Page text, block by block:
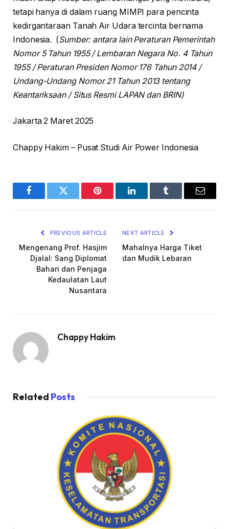
tetapi hanya di dalam ruang MIMPI para pencinta
kedirgantaraan Tanah Air Udara tercinta bernama
Indonesia. (Sumber: antara lain Peraturan Pemerintah
Nomor 5 Tahun 1955 / Lembaran Negara No. 4 Tahun
1955 / Peraturan Presiden Nomor 176 Tahun 2014 /
Undang-Undang Nomor 21 Tahun 2013 tentang
Keantariksaan / Situs Resmi LAPAN dan BRIN)
Jakarta 2 Maret 2025
Chappy Hakim – Pusat Studi Air Power Indonesia
FacebookTwitter Pinterest LinkedInTumblr Email
PREVIOUS ARTICLE
Mengenang Prof. Hasjim
Djalal: Sang Diplomat
Bahari dan Penjaga
Kedaulatan Laut
Nusantara
NEXT ARTICLE
Mahalnya Harga Tiket
dan Mudik Lebaran
Chappy Hakim
Related Posts